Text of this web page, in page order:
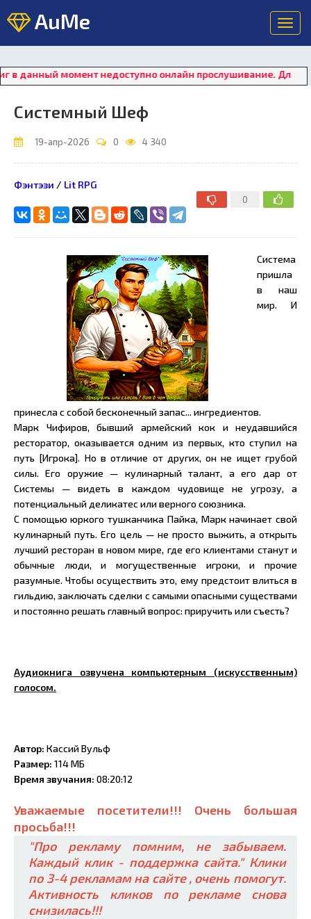
AuMe
момент недоступно онлайн прослушивание. Для
Системный Шеф
19-апр-2026 0 4 340
0
Фэнтэзи / Lit RPG
Система
пришла
в наш
мир. И
принесла с собой бесконечный запас... ингредиентов.
Марк Чифиров, бывший армейский кок и неудавшийся
ресторатор, оказывается одним из первых, кто ступил на
путь [Игрока]. Но в отличие от других, он не ищет грубой
силы. Его оружие — кулинарный талант, а его дар от
Системы — видеть в каждом чудовище не угрозу, а
потенциальный деликатес или верного союзника.
С помощью юркого тушканчика Пайка, Марк начинает свой
кулинарный путь. Его цель — не просто выжить, а открыть
лучший ресторан в новом мире, где его клиентами станут и
обычные люди, и могущественные игроки, и прочие
разумные. Чтобы осуществить это, ему предстоит влиться в
гильдию, заключать сделки с самыми опасными существами
и постоянно решать главный вопрос: приручить или съесть?
Аудиокнига озвучена компьютерным (искусственным)
голосом.
Автор: Кассий Вульф
Размер: 114 МБ
Время звучания: 08:20:12
Уважаемые посетители!!! Очень большая
просьба!!!
"Про рекламу помним, не забываем.
Каждый клик - поддержка сайта." Клики
по 3-4 рекламам на сайте , очень помогут.
Активность кликов по рекламе снова
снизилась!!!